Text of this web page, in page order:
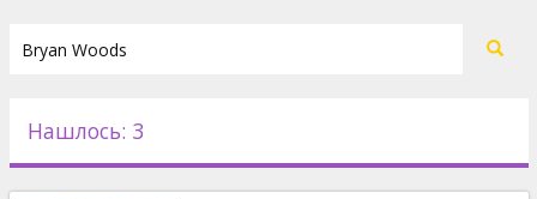
Новости
Нашлось: 3